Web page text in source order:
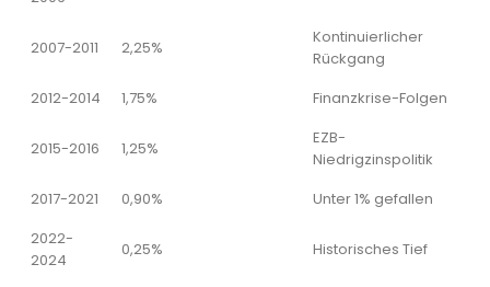
2007-2011 2,25%
Kontinuierlicher
Rückgang
2012-2014
1,75% Finanzkrise-Folgen
2015-2016 1,25%
EZB-
Niedrigzinspolitik
2017-2021
0,90%
Unter 1% gefallen
2022-
2024
0,25% Historisches Tief